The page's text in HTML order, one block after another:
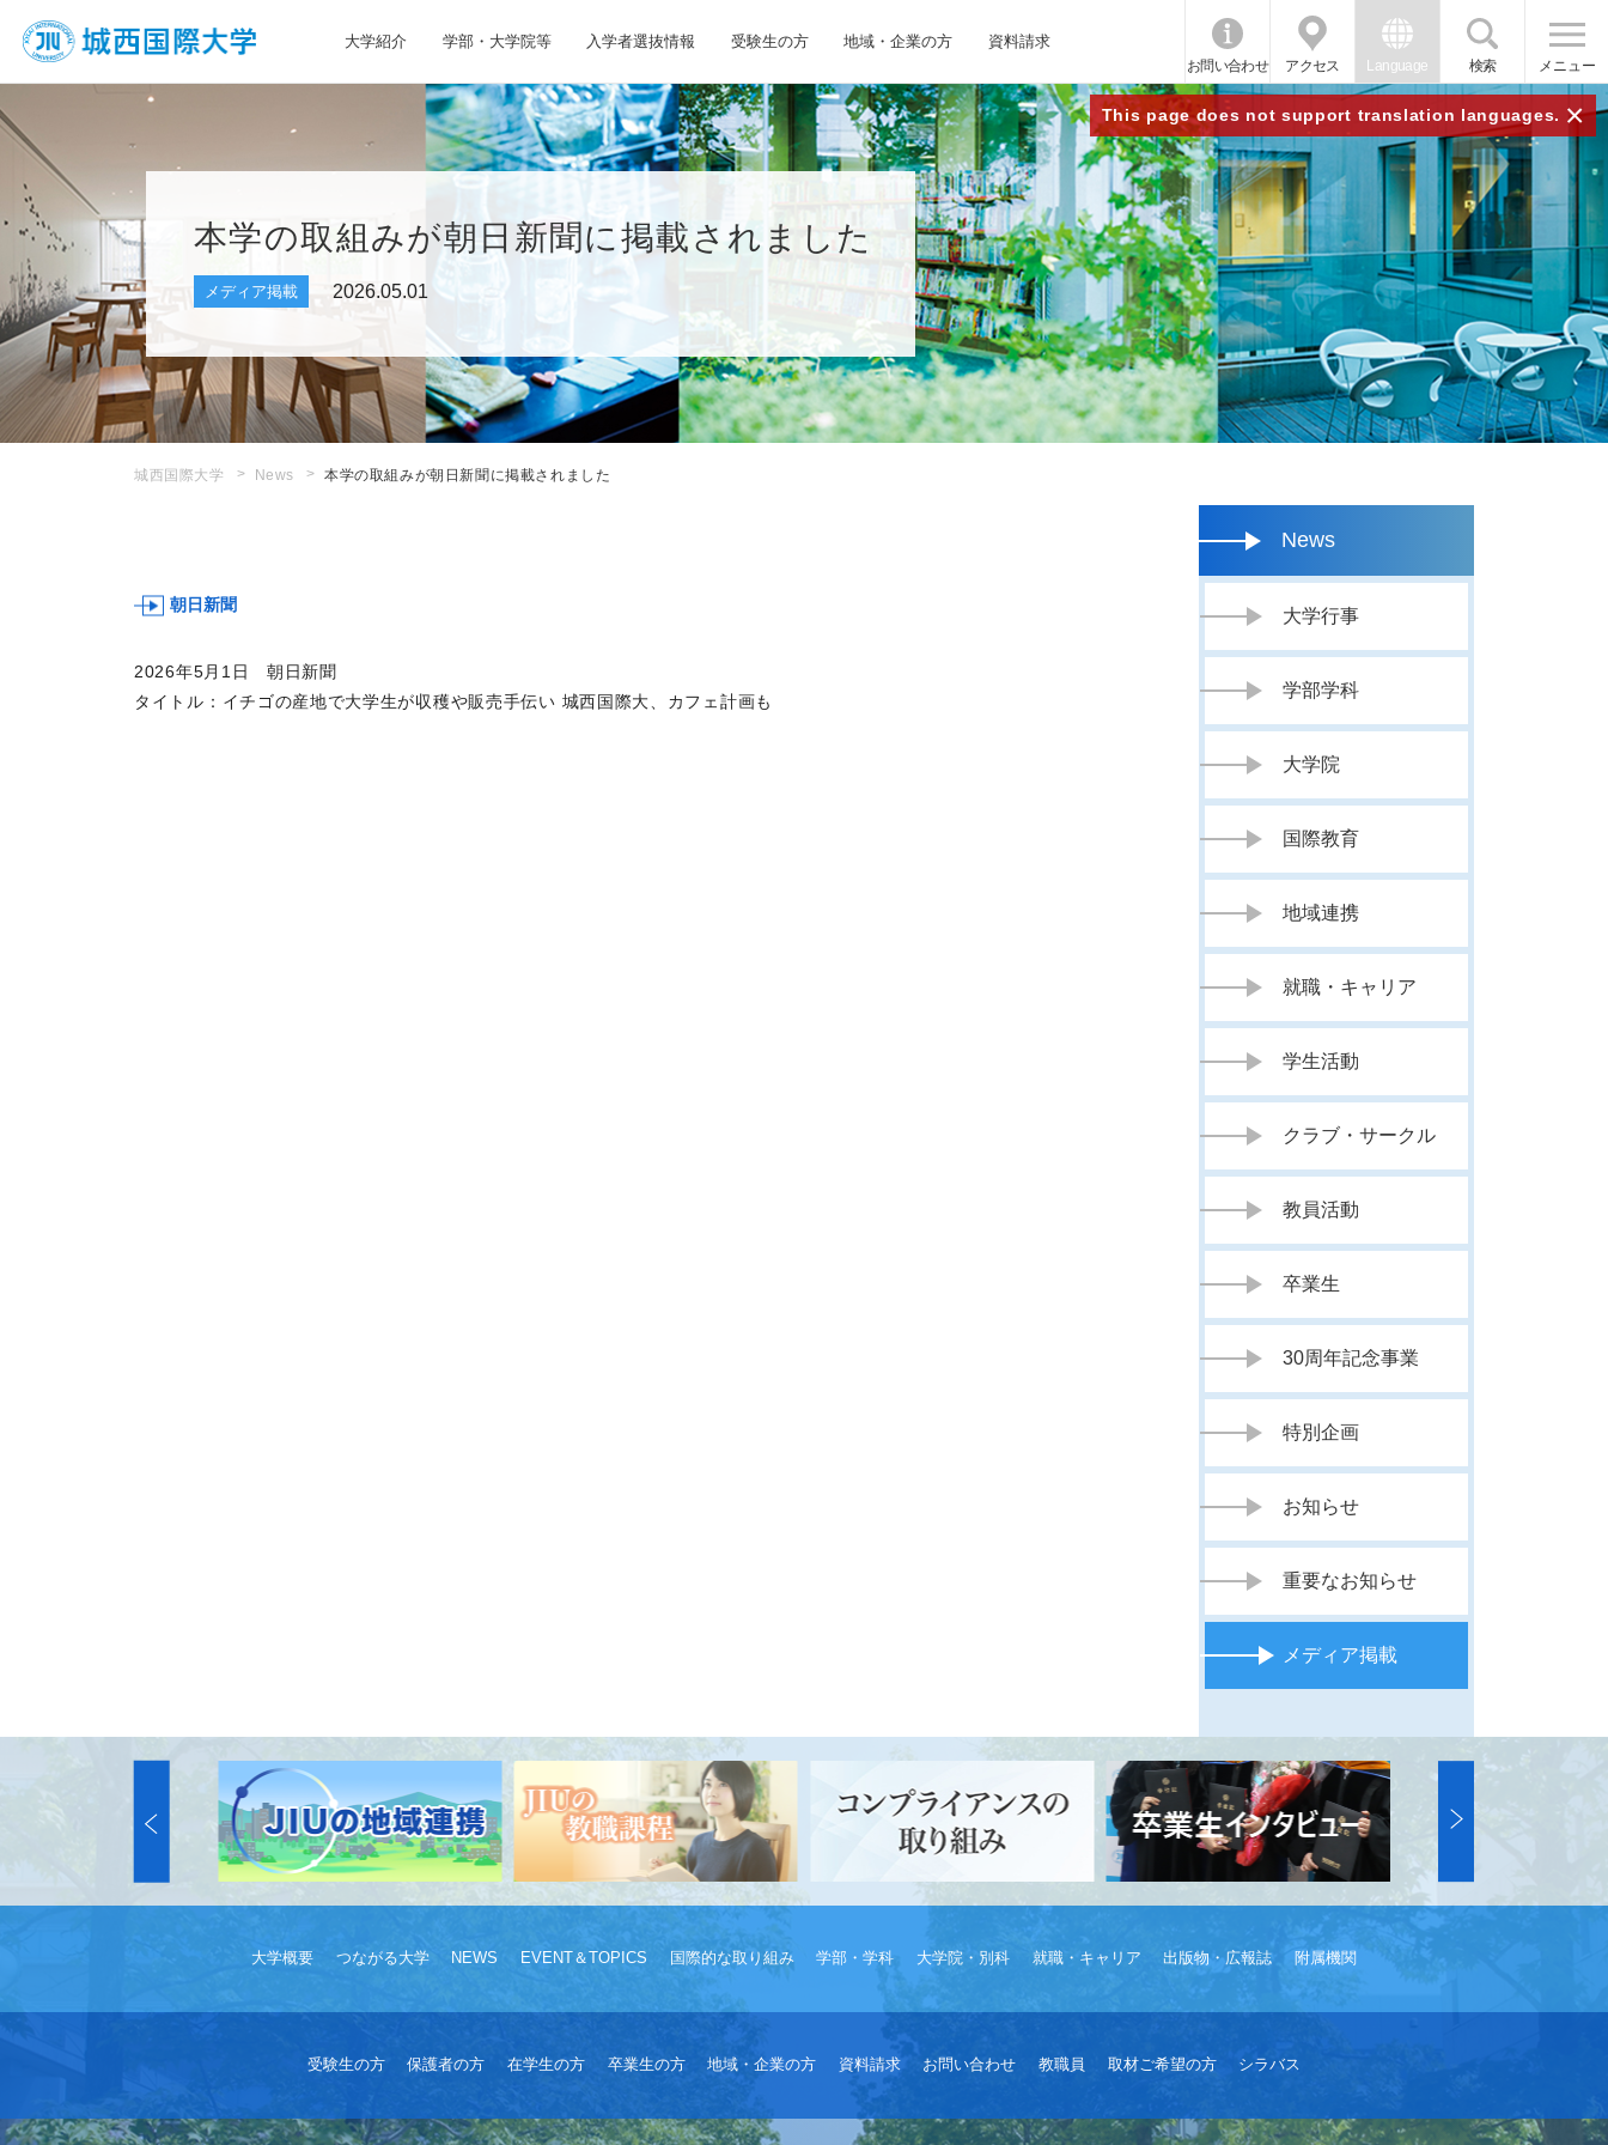
大学紹介 学部・大学院等 入学者選抜情報 受験生の方 地域・企業の方 資料請求
お問い合わせ アクセス Language 検索 メニュー
This page does not support translation languages. ×
本学の取組みが朝日新聞に掲載されました
メディア掲載 2026.05.01
城西国際大学 News 本学の取組みが朝日新聞に掲載されました
朝日新聞
2026年5月1日 朝日新聞
タイトル：イチゴの産地で大学生が収穫や販売手伝い 城西国際大、カフェ計画も
News
大学行事
学部学科
大学院
国際教育
地域連携
就職・キャリア
学生活動
クラブ・サークル
教員活動
卒業生
30周年記念事業
特別企画
お知らせ
重要なお知らせ
メディア掲載
大学概要 つながる大学 NEWS EVENT＆TOPICS 国際的な取り組み 学部・学科 大学院・別科 就職・キャリア 出版物・広報誌 附属機関
受験生の方 保護者の方 在学生の方 卒業生の方 地域・企業の方 資料請求 お問い合わせ 教職員 取材ご希望の方 シラバス